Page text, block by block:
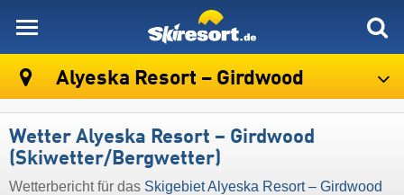
Alyeska Resort – Girdwood
Wetter Alyeska Resort – Girdwood
(Skiwetter/Bergwetter)
Wetterbericht für das Skigebiet Alyeska Resort – Girdwood